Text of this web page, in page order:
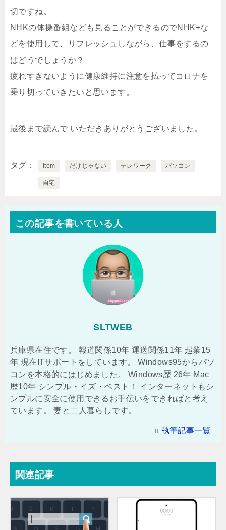
切ですね。
NHKの体操番組なども見ることができるのでNHK+な
どを使用して、リフレッシュしながら、仕事をするの
はどうでしょうか？
疲れすぎないように健康維持に注意を払ってコロナを
乗り切っていきたいと思います。
最後まで読んで いただきありがとうございました。
タグ Item だけじゃない テレワーク パソコン
自宅
この記事を書いている人
SLTWEB
兵庫県在住です。 報道関係10年 運送関係11年 起業15
年 現在ITサポートをしています。 Windows95からパソ
コンを本格的にはじめました。 Windows歴 26年 Mac
歴10年 シンプル・イズ・ベスト！ インターネットもシ
ンプルに安全に使用できるお手伝いをできればと考え
ています。 妻と二人暮らしです。
執筆記事一覧
関連記事